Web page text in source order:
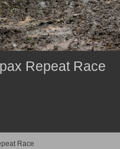
Race
Repeat Race